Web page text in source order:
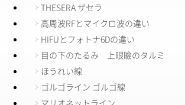
THESERA ザセラ
高周波RFとマイクロ波の違い
HIFUとフォトナ6Dの違い
目の下のたるみ 上眼瞼のタルミ
ほうれい線
ゴルゴライン ゴルゴ線
マリオネットライン